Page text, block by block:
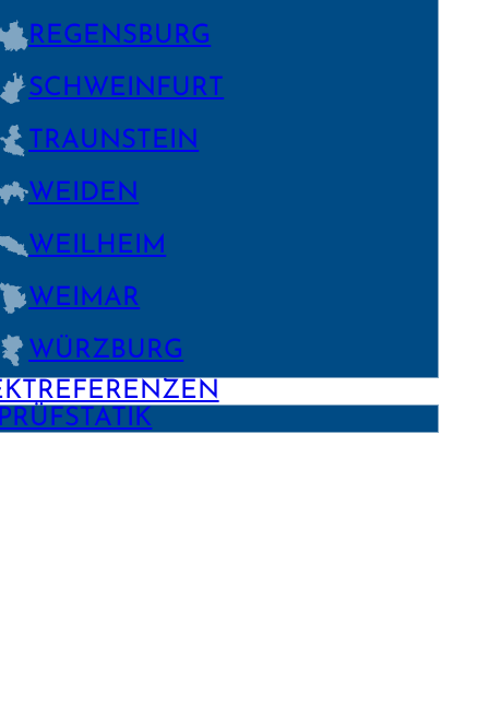
REGENS­BURG
SCHWEIN­FURT
TRAUNSTEIN
WEIDEN
WEILHEIM
WEIMAR
WÜRZBURG